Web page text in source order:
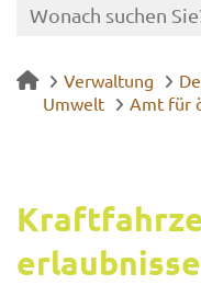
Verwaltung
Umwelt
Amt für
erlaub­nis­se